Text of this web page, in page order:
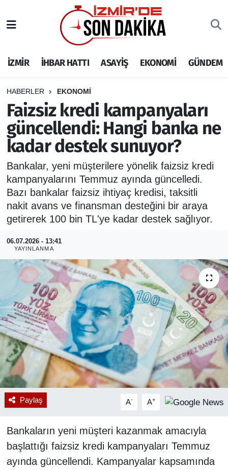
İZMİR İHBAR HATTI ASAYİŞ EKONOMİ GÜNDEM
HABERLER EKONOMİ
Faizsiz kredi kampanyaları
güncellendi: Hangi banka ne
kadar destek sunuyor?
Bankalar, yeni müşterilere yönelik faizsiz kredi
kampanyalarını Temmuz ayında güncelledi.
Bazı bankalar faizsiz ihtiyaç kredisi, taksitli
nakit avans ve finansman desteğini bir araya
getirerek 100 bin TL'ye kadar destek sağlıyor.
06.07.2026 - 13:41
YAYINLANMA
Paylaş A- A+
Bankaların yeni müşteri kazanmak amacıyla
başlattığı faizsiz kredi kampanyaları Temmuz
ayında güncellendi. Kampanyalar kapsamında
İHBAR HATTI
DEPREM
GENEL
EKONOMİ
SİYASET
SPOR
ASAYİŞ
RESMİ REKLAM
İzmir Nöbetçi Eczaneler
İzmir Hava Durumu
İzmir Namaz Vakitleri
İzmir Trafik Yoğunluk Haritası
Puan Durumu ve Fikstür
Tüm Manşetler
Son Dakika Haberleri
Haber Arşivi